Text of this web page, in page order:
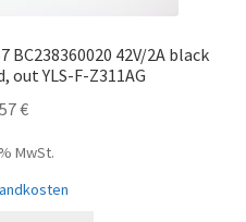
BC238360020 42V/2A black
out YLS-F-Z311AG
€
MwSt.